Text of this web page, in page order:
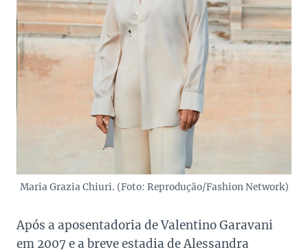
Maria Grazia Chiuri. (Foto: Reprodução/Fashion Network)
Após a aposentadoria de Valentino Garavani
em 2007 e a breve estadia de Alessandra